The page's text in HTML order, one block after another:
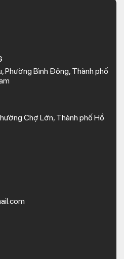
Phường Bình Đông, Thành phố
Chợ Lớn, Thành phố Hồ